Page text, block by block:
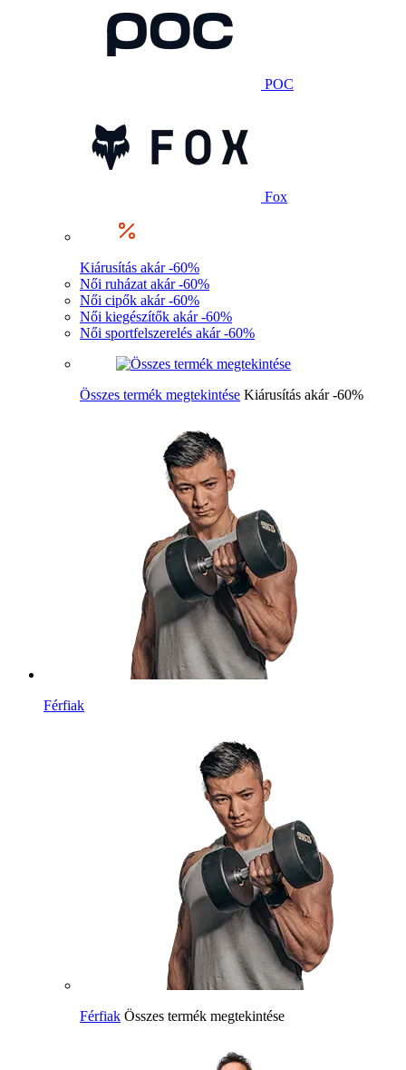
POC
Fox
Kiárusítás akár -60%
Női ruházat akár -60%
Női cipők akár -60%
Női kiegészítők akár -60%
Női sportfelszerelés akár -60%
Összes termék megtekintése Kiárusítás akár -60%
Férfiak
Férfiak Összes termék megtekintése